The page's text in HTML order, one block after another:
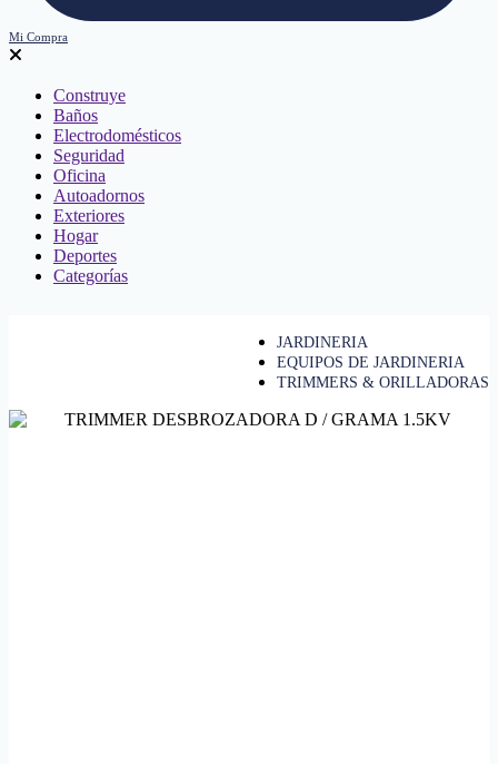
Mi Compra
Construye
Baños
Electrodomésticos
Seguridad
Oficina
Autoadornos
Exteriores
Hogar
Deportes
Categorías
JARDINERIA
EQUIPOS DE JARDINERIA
TRIMMERS & ORILLADORAS